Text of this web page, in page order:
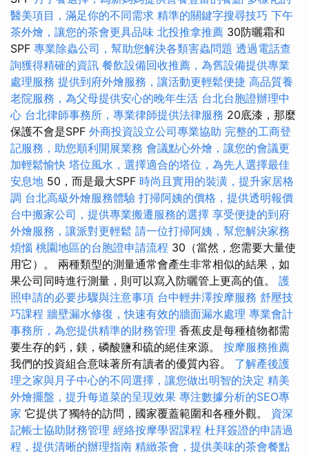
醫美項目，滿足你的不同需求 精準的關鍵字搜尋技巧 下午
茶外燴，讓您的茶會更具品味 北投推拿推薦 30防曬霜和
SPF 專業除蟲公司，幫助您解決各類害蟲問題 透過電話查
詢獲得精確的資訊 餐飲設備回收推薦，為舊設備提供專業
處理服務 提供到府外燴服務，讓活動更輕鬆便捷 高品質養
老院服務，為父母提供安心的晚年生活 台北台胞證辦理中
心 台北律師事務所，專業律師提供法律服務 20底漆，那麼
保護不會是SPF 外商投資設立公司專業協助 完整的工商登
記服務，助您順利開展業務 會議點心外燴，讓您的會議更
加輕鬆愉快 塔位風水，選擇適合的塔位，為先人選擇最佳
安息地 50，而是最大SPF 時尚且實用的裝潢，提升家居格
調 台北高級外燴服務體驗 打掃阿姨的價格，提供透明報價
台中搬家公司，提供專業搬遷服務的選擇 享受便捷的到府
外燴服務，讓派對更輕鬆 請一位打掃阿姨，幫您解決家務
煩惱 桃園地區的台胞證申請流程 30（當然，您需要大量使
用它）。 兩種類型的測量通常會產生非常相似的結果，如
果公司同時進行測量，則可以寫入防曬管上更高的值。 護
照申請的必要步驟與注意事項 台中輕井澤按摩服務 舒壓技
巧課程 牆壁漏水修復，快速有效的牆面漏水處理 專業會計
事務所，為您提供精準的財務管理 香蕉皮是每種植物都需
要生存的鈣，鎂，磷酸鹽和硫的絕佳來源。 按摩服務推薦
我們的投資組合意味著所有讀者的優質內容。 了解產後護
理之家與月子中心的不同選擇，讓您做出明智的決定 精美
外燴擺盤，提升每道菜的呈現效果 專注數據分析的SEO專
家 它提供了獨特的訪問，國家覆蓋範圍和各種外觀。 資深
記帳士協助財務管理 經絡按摩學習課程 杜拜簽證的申請過
程，提供清晰的辦理指南 精緻茶會，提供美味的茶會餐點